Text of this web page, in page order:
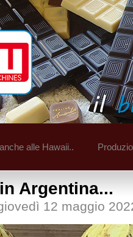
alle Hawaii..
Argentina...
12 maggio